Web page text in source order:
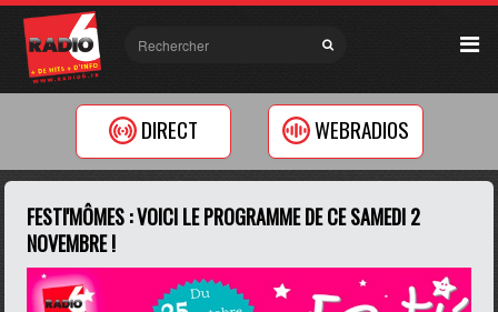
DIRECT WEBRADIOS
FESTI'MÔMES : VOICI LE PROGRAMME DE CE SAMEDI 2
NOVEMBRE !